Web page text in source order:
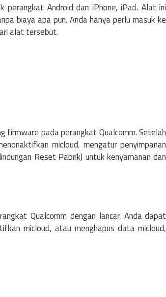
Android dan iPhone, iPad. Alat ini
biaya apa pun. Anda hanya perlu masuk ke
alat tersebut.
firmware pada perangkat Qualcomm. Setelah
micloud, mengatur penyimpanan
Reset Pabrik) untuk kenyamanan dan
Qualcomm dengan lancar. Anda dapat
micloud, atau menghapus data micloud,